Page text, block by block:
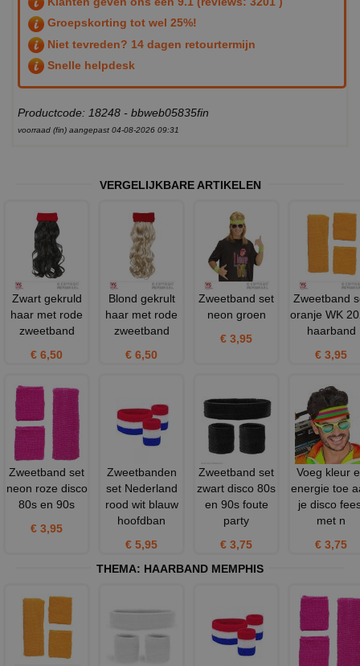
Groepskorting tot wel 25%!
Niet tevreden? 14 dagen retourtermijn
Snelle helpdesk
Productcode: 18248 - bbweb05835fin
voorraad (fin) aangepast 04-08-2026 09:31
VERGELIJKBARE ARTIKELEN
Zwart gekruld
haar met rode
zweetband
€ 6,50
Blond gekrult
haar met rode
zweetband
€ 6,50
Zweetband set
neon groen
€ 3,95
Zweetband
oranje WK
haarband
€ 3,95
Zweetband set
neon roze disco
80s en 90s
€ 3,95
Zweetbanden
set Nederland
rood wit blauw
hoofdban
€ 5,95
Zweetband set
zwart disco 80s
en 90s foute
party
€ 3,75
Voeg kleur
energie toe
je disco
met n
€ 3,75
THEMA: HAARBAND MEMPHIS